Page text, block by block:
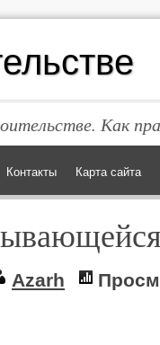
Как
Контакты Карта сайта
Azarh